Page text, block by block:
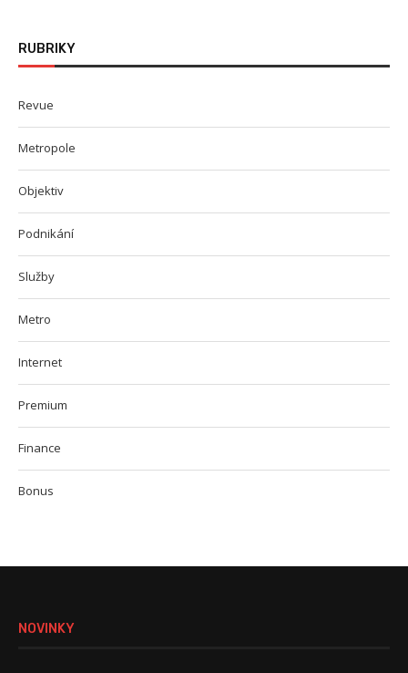
RUBRIKY
Revue
Metropole
Objektiv
Podnikání
Služby
Metro
Internet
Premium
Finance
Bonus
NOVINKY